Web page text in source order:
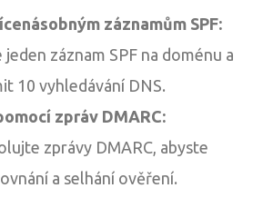
záznamům SPF:
záznam SPF na doménu a
10 vyhledávání DNS.
zpráv DMARC:
zprávy DMARC, abyste
a selhání ověření.